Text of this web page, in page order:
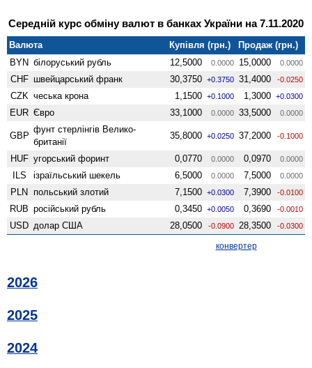
Середній курс обміну валют в банках України на 7.11.2020
Валюта Купівля (грн.)
Продаж (грн.)
BYN білоруський рубль 12,5000 0.0000 15,0000 0.0000
CHF швейцарський франк 30,3750 +0.3750 31,4000 -0.0250
CZK чеська крона 1,1500 +0.1000 1,3000 +0.0300
EUR Євро 33,1000 0.0000 33,5000 0.0000
GBP
фунт стерлінгів Велико­
британії
35,8000 +0.0250 37,2000 -0.1000
HUF угорський форинт 0,0770 0.0000 0,0970 0.0000
ILS ізраїльський шекель 6,5000 0.0000 7,5000 0.0000
PLN польський злотий 7,1500 +0.0300 7,3900 -0.0100
RUB російський рубль 0,3450 +0.0050 0,3690 -0.0010
USD долар США 28,0500 -0.0900 28,3500 -0.0300
конвертер
2026
2025
2024